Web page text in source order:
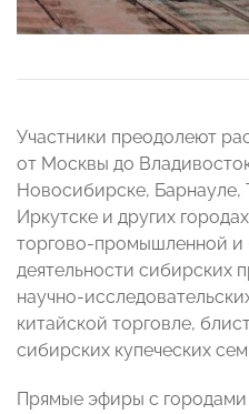
Участники преодолеют
от Москвы до
Новосибирске, Барнауле,
Иркутске и других
торгово-промышленной и
деятельности сибирских
научно-
китайской торговле,
сибирских купеческих
Прямые эфиры с